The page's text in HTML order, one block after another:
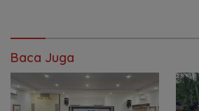
Baca Juga